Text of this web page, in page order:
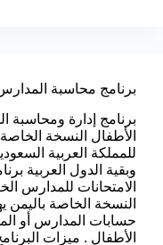
برنامج محاسبة
برنامج إدارة
الأطفال النسخة
للمملكة العربية
وبقية الدول العربية
الامتحانات للمدارس
النسخة الخاصة باليمن
حسابات المدارس أو